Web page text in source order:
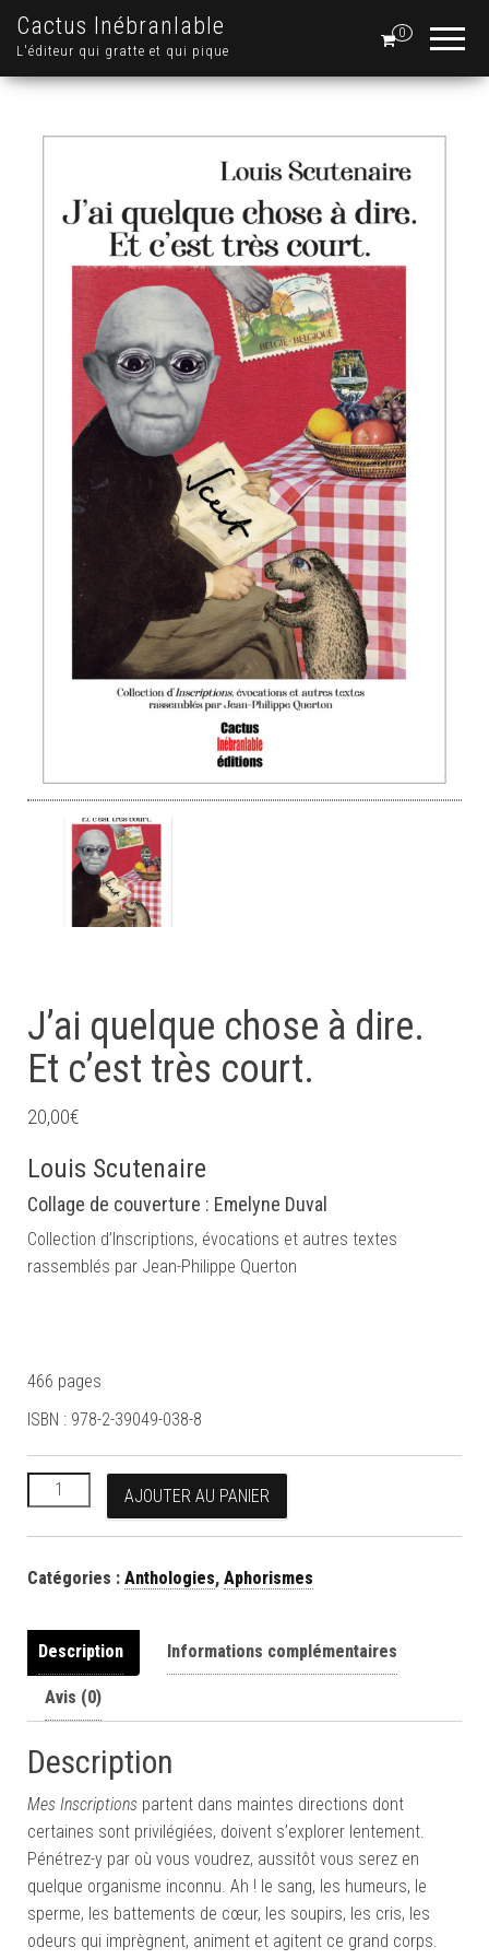
Cactus Inébranlable
L'éditeur qui gratte et qui pique
0
J’ai quelque chose à dire.
Et c’est très court.
20,00€
Louis Scutenaire
Collage de couverture : Emelyne Duval
Collection d’Inscriptions, évocations et autres textes
rassemblés par Jean-Philippe Querton
466 pages
ISBN : 978-2-39049-038-8
quantité de J’ai quelque chose à dire. Et c’est très court.
AJOUTER AU PANIER
Catégories : Anthologies, Aphorismes
Description Informations complémentaires
Avis (0)
Description
Mes Inscriptions partent dans maintes directions dont
certaines sont privilégiées, doivent s’explorer lentement.
Pénétrez-y par où vous voudrez, aussitôt vous serez en
quelque organisme inconnu. Ah ! le sang, les humeurs, le
sperme, les battements de cœur, les soupirs, les cris, les
odeurs qui imprègnent, animent et agitent ce grand corps.